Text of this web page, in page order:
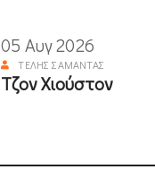
05 Αυγ 2026
ΤΈΛΗΣ ΣΑΜΑΝΤΆΣ
Τζον Χιούστον